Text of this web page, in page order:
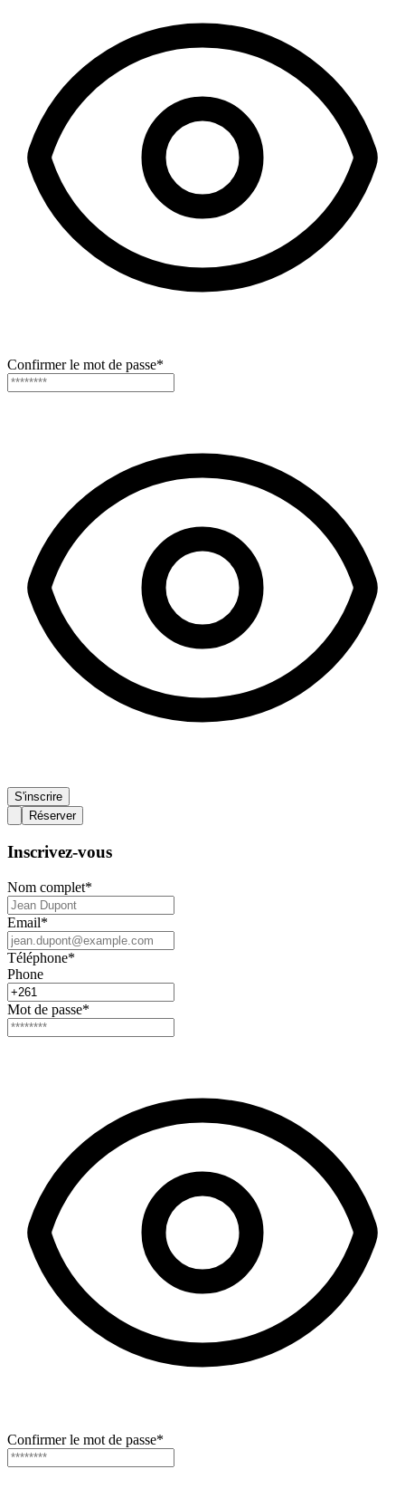
Confirmer le mot de passe*
S'inscrire
Réserver
Inscrivez-vous
Nom complet*
Email*
Téléphone*
Phone
Mot de passe*
Confirmer le mot de passe*